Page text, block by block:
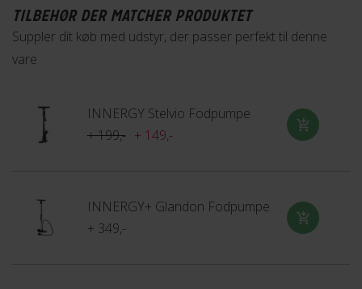
TILBEHØR DER MATCHER PRODUKTET
Suppler dit køb med udstyr, der passer perfekt til denne
vare
INNERGY Stelvio Fodpumpe
+ 199,- + 149,-
INNERGY+ Glandon Fodpumpe
+ 349,-